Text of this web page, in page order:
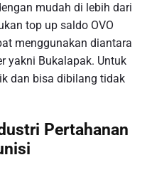
mudah di lebih dari
top up saldo OVO
menggunakan diantara
yakni Bukalapak. Untuk
dan bisa dibilang tidak
Pertahanan